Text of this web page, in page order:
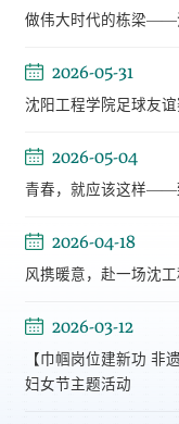
做伟大时代的栋梁——
2026-05-31
沈阳工程学院足球友
2026-05-04
青春，就应该这样——
2026-04-18
风携暖意，赴一场沈
2026-03-12
【巾帼岗位建新功 非
妇女节主题活动